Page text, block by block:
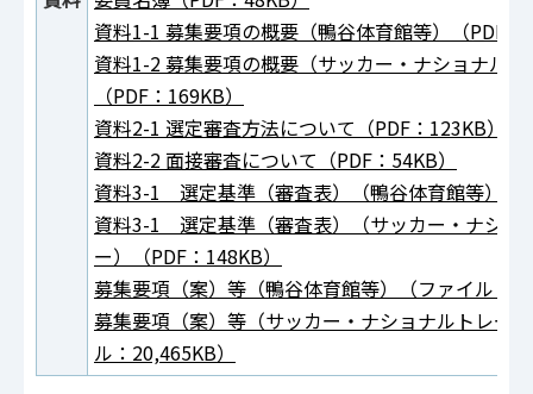
資料1-1 募集要項の概要（鴨谷体育館等）（PDF：
資料1-2 募集要項の概要（サッカー・ナショナル
（PDF：169KB）
資料2-1 選定審査方法について（PDF：123KB）
資料2-2 面接審査について（PDF：54KB）
資料3-1 選定基準（審査表）（鴨谷体育館等）（
資料3-1 選定基準（審査表）（サッカー・ナショ
ー）（PDF：148KB）
募集要項（案）等（鴨谷体育館等）（ファイル：
募集要項（案）等（サッカー・ナショナルトレー
ル：20,465KB）